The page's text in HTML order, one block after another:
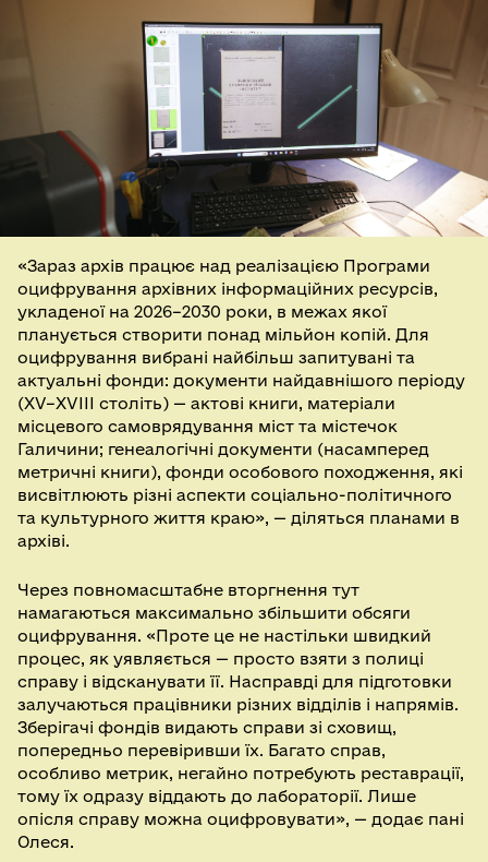
«Зараз архів працює над реалізацією Програми
оцифрування архівних інформаційних ресурсів,
укладеної на 2026–2030 роки, в межах якої
планується створити понад мільйон копій. Для
оцифрування вибрані найбільш запитувані та
актуальні фонди: документи найдавнішого періоду
(ХV–ХVІІІ століть) — актові книги, матеріали
місцевого самоврядування міст та містечок
Галичини; генеалогічні документи (насамперед
метричні книги), фонди особового походження, які
висвітлюють різні аспекти соціально-політичного
та культурного життя краю», — діляться планами в
архіві.
Через повномасштабне вторгнення тут
намагаються максимально збільшити обсяги
оцифрування. «Проте це не настільки швидкий
процес, як уявляється — просто взяти з полиці
справу і відсканувати її. Насправді для підготовки
залучаються працівники різних відділів і напрямів.
Зберігачі фондів видають справи зі сховищ,
попередньо перевіривши їх. Багато справ,
особливо метрик, негайно потребують реставрації,
тому їх одразу віддають до лабораторії. Лише
опісля справу можна оцифровувати», — додає пані
Олеся.